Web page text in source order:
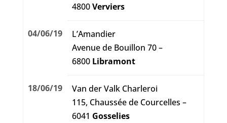
4800Verviers
04/06/19
L’Amandier
Avenue de Bouillon 70 –
6800 Libramont
18/06/19
Van der Valk Charleroi
115, Chaussée de Courcelles –
6041 Gosselies